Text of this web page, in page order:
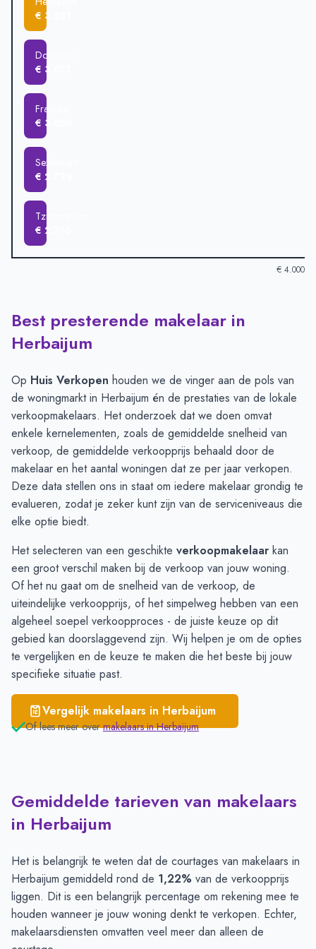
€ 3.281
Dongjum
€ 3.077
Franeker
€ 3.056
Sexbierum
€ 2.799
Tzummarum
€ 2.776
€ 4.000
Verkoopprijzen in andere plaatsen per m2-Afgelopen 3
Plaats
Achlum
€ 3.281
Dongjum
€ 3.077
Franeker
€ 3.056
Sexbierum
€ 2.799
Tzummarum
€ 2.776
Best presterende makelaar in
Herbaijum
Op Huis Verkopen houden we de vinger aan de pols van
de woningmarkt in Herbaijum én de prestaties van de lokale
verkoopmakelaars. Het onderzoek dat we doen omvat
enkele kernelementen, zoals de gemiddelde snelheid van
verkoop, de gemiddelde verkoopprijs behaald door de
makelaar en het aantal woningen dat ze per jaar verkopen.
Deze data stellen ons in staat om iedere makelaar grondig te
evalueren, zodat je zeker kunt zijn van de serviceniveaus die
elke optie biedt.
Het selecteren van een geschikte verkoopmakelaar kan
een groot verschil maken bij de verkoop van jouw woning.
Of het nu gaat om de snelheid van de verkoop, de
uiteindelijke verkoopprijs, of het simpelweg hebben van een
algeheel soepel verkoopproces - de juiste keuze op dit
gebied kan doorslaggevend zijn. Wij helpen je om de opties
te vergelijken en de keuze te maken die het beste bij jouw
specifieke situatie past.
Vergelijk makelaars in Herbaijum
Of lees meer over makelaars inHerbaijum
Gemiddelde tarieven van makelaars
in Herbaijum
Het is belangrijk te weten dat de courtages van makelaars in
Herbaijum gemiddeld rond de 1,22% van de verkoopprijs
liggen. Dit is een belangrijk percentage om rekening mee te
houden wanneer je jouw woning denkt te verkopen. Echter,
makelaarsdiensten omvatten veel meer dan alleen de